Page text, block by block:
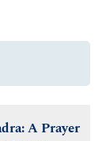
A Prayer